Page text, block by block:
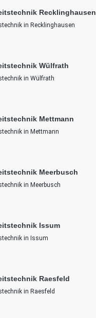
Recklinghausen
in Recklinghausen
Wülfrath
in Wülfrath
Mettmann
in Mettmann
Meerbusch
in Meerbusch
Issum
in Issum
Raesfeld
in Raesfeld